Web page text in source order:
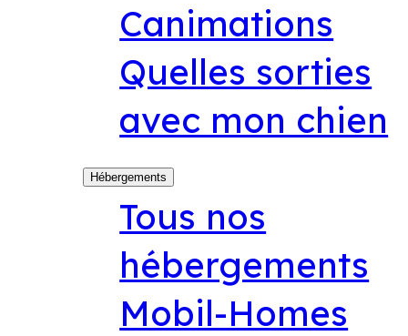
Canimations
Quelles sorties
avec mon chien
Hébergements
Tous nos
hébergements
Mobil-Homes